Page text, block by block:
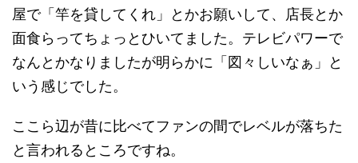
屋で「竿を貸してくれ」とかお願いして、店長とか
面食らってちょっとひいてました。テレビパワーで
なんとかなりましたが明らかに「図々しいなぁ」と
いう感じでした。
ここら辺が昔に比べてファンの間でレベルが落ちた
と言われるところですね。